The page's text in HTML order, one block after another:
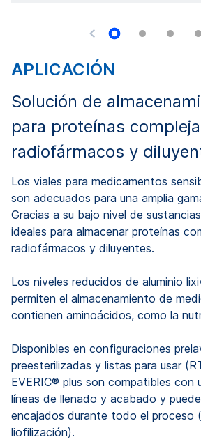
APLICACIÓN
Solución de
para proteínas
radiofármacos y
Los viales para medicamentos
son adecuados para una amplia
Gracias a su bajo nivel de
ideales para almacenar proteínas
radiofármacos y diluyentes.
Los niveles reducidos de aluminio
permiten el almacenamiento de
contienen aminoácidos, como la
Disponibles en configuraciones
preesterilizadas y listas para usar
EVERIC® plus son compatibles con
líneas de llenado y acabado y
encajados durante todo el proceso
liofilización).